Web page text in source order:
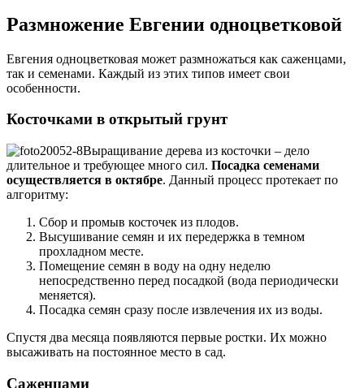
Размножение Евгении одноцветковой
Евгения одноцветковая может размножаться как саженцами,
так и семенами. Каждый из этих типов имеет свои
особенности.
Косточками в открытый грунт
Выращивание дерева из косточки – дело
длительное и требующее много сил. Посадка семенами
осуществляется в октябре. Данный процесс протекает по
алгоритму:
Сбор и промыв косточек из плодов.
Высушивание семян и их передержка в темном
прохладном месте.
Помещение семян в воду на одну неделю
непосредственно перед посадкой (вода периодически
меняется).
Посадка семян сразу после извлечения их из воды.
Спустя два месяца появляются первые ростки. Их можно
высаживать на постоянное место в сад.
Саженцами